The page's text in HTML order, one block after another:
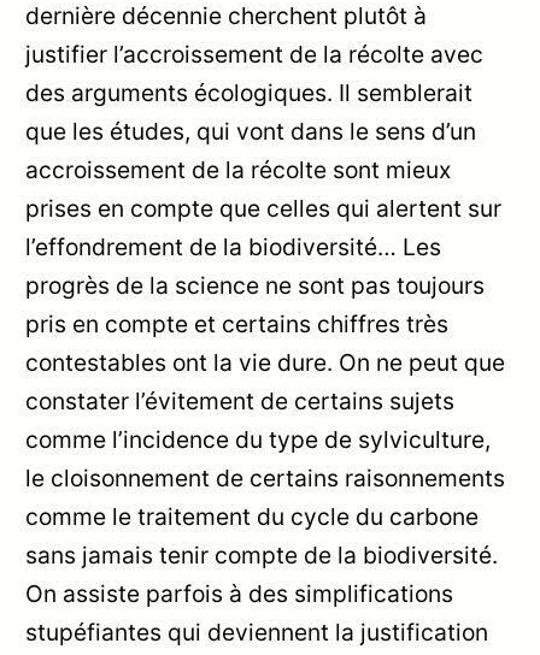
dernière décennie cherchent plutôt à
justifier l’accroissement de la récolte avec
des arguments écologiques. Il semblerait
que les études, qui vont dans le sens d’un
accroissement de la récolte sont mieux
prises en compte que celles qui alertent sur
l’effondrement de la biodiversité… Les
progrès de la science ne sont pas toujours
pris en compte et certains chiffres très
contestables ont la vie dure. On ne peut que
constater l’évitement de certains sujets
comme l’incidence du type de sylviculture,
le cloisonnement de certains raisonnements
comme le traitement du cycle du carbone
sans jamais tenir compte de la biodiversité.
On assiste parfois à des simplifications
stupéfiantes qui deviennent la justification